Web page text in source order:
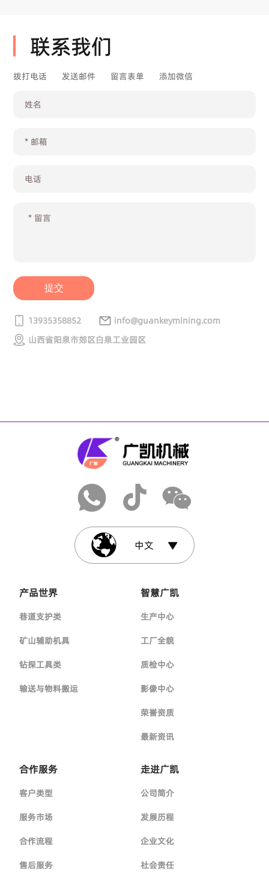
联系我们
拨打电话 发送邮件 留言表单 添加微信
提交
13935358852
info@guankeymining.com
山西省阳泉市郊区白泉工业园区
中文
产品世界
巷道支护类
矿山辅助机具
钻探工具类
输送与物料搬运
智慧广凯
生产中心
工厂全貌
质检中心
影像中心
荣誉资质
最新资讯
合作服务
客户类型
服务市场
合作流程
售后服务
走进广凯
公司简介
发展历程
企业文化
社会责任